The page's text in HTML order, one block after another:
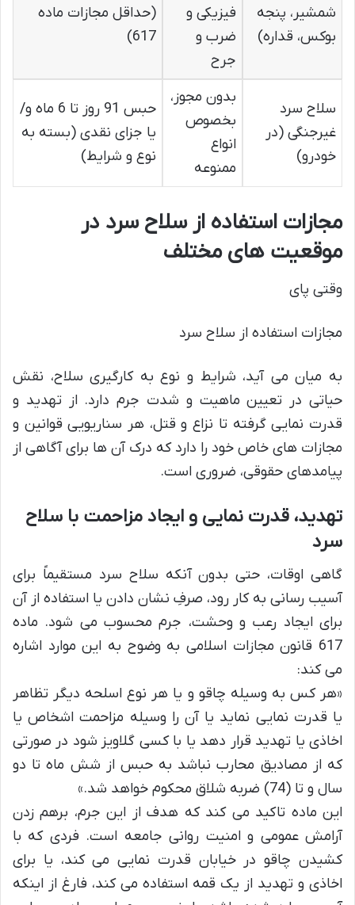
شمشیر، پنجه
بوکس، قداره)
فیزیکی و
ضرب و
جرح
(حداقل مجازات ماده
617)
سلاح سرد
غیرجنگی (در
خودرو)
بدون مجوز،
بخصوص
انواع
ممنوعه
حبس 91 روز تا 6 ماه و/
یا جزای نقدی (بسته به
نوع و شرایط)
مجازات استفاده از سلاح سرد در
موقعیت های مختلف
وقتی پای
مجازات استفاده از سلاح سرد
به میان می آید، شرایط و نوع به کارگیری سلاح، نقش
حیاتی در تعیین ماهیت و شدت جرم دارد. از تهدید و
قدرت نمایی گرفته تا نزاع و قتل، هر سناریویی قوانین و
مجازات های خاص خود را دارد که درک آن ها برای آگاهی از
پیامدهای حقوقی، ضروری است.
تهدید، قدرت نمایی و ایجاد مزاحمت با سلاح
سرد
گاهی اوقات، حتی بدون آنکه سلاح سرد مستقیماً برای
آسیب رسانی به کار رود، صرفِ نشان دادن یا استفاده از آن
برای ایجاد رعب و وحشت، جرم محسوب می شود. ماده
617 قانون مجازات اسلامی به وضوح به این موارد اشاره
می کند:
«هر کس به وسیله چاقو و یا هر نوع اسلحه دیگر تظاهر
یا قدرت نمایی نماید یا آن را وسیله مزاحمت اشخاص یا
اخاذی یا تهدید قرار دهد یا با کسی گلاویز شود در صورتی
که از مصادیق محارب نباشد به حبس از شش ماه تا دو
سال و تا (74) ضربه شلاق محکوم خواهد شد.»
این ماده تاکید می کند که هدف از این جرم، برهم زدن
آرامش عمومی و امنیت روانی جامعه است. فردی که با
کشیدن چاقو در خیابان قدرت نمایی می کند، یا برای
اخاذی و تهدید از یک قمه استفاده می کند، فارغ از اینکه